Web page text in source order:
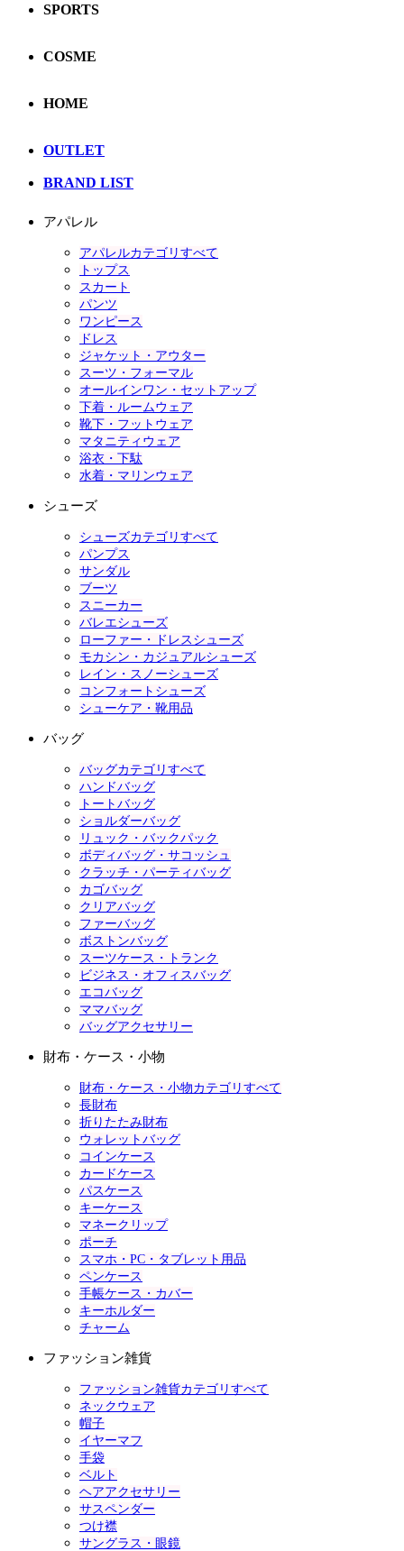
SPORTS
COSME
HOME
OUTLET
BRAND LIST
アパレル
アパレルカテゴリすべて
トップス
スカート
パンツ
ワンピース
ドレス
ジャケット・アウター
スーツ・フォーマル
オールインワン・セットアップ
下着・ルームウェア
靴下・フットウェア
マタニティウェア
浴衣・下駄
水着・マリンウェア
シューズ
シューズカテゴリすべて
パンプス
サンダル
ブーツ
スニーカー
バレエシューズ
ローファー・ドレスシューズ
モカシン・カジュアルシューズ
レイン・スノーシューズ
コンフォートシューズ
シューケア・靴用品
バッグ
バッグカテゴリすべて
ハンドバッグ
トートバッグ
ショルダーバッグ
リュック・バックパック
ボディバッグ・サコッシュ
クラッチ・パーティバッグ
カゴバッグ
クリアバッグ
ファーバッグ
ボストンバッグ
スーツケース・トランク
ビジネス・オフィスバッグ
エコバッグ
ママバッグ
バッグアクセサリー
財布・ケース・小物
財布・ケース・小物カテゴリすべて
長財布
折りたたみ財布
ウォレットバッグ
コインケース
カードケース
パスケース
キーケース
マネークリップ
ポーチ
スマホ・PC・タブレット用品
ペンケース
手帳ケース・カバー
キーホルダー
チャーム
ファッション雑貨
ファッション雑貨カテゴリすべて
ネックウェア
帽子
イヤーマフ
手袋
ベルト
ヘアアクセサリー
サスペンダー
つけ襟
サングラス・眼鏡